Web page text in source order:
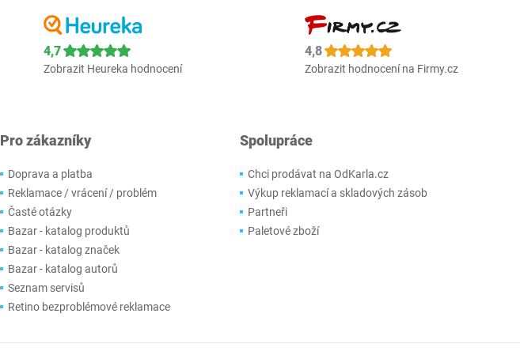
4,7
Zobrazit Heureka hodnocení
4,8
Zobrazit hodnocení na Firmy.cz
Pro zákazníky
Doprava a platba
Reklamace / vrácení / problém
Časté otázky
Bazar - katalog produktů
Bazar - katalog značek
Bazar - katalog autorů
Seznam servisů
Retino bezproblémové reklamace
Spolupráce
Chci prodávat na OdKarla.cz
Výkup reklamací a skladových zásob
Partneři
Paletové zboží